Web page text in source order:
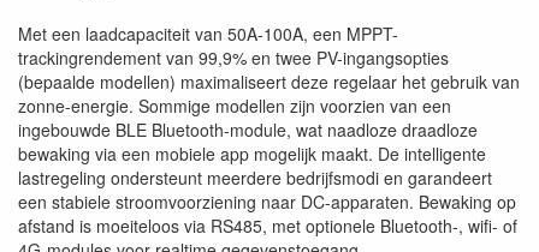
Met een laadcapaciteit van 50A-100A, een MPPT-
trackingrendement van 99,9% en twee PV-ingangsopties
(bepaalde modellen) maximaliseert deze regelaar het gebruik van
zonne-energie. Sommige modellen zijn voorzien van een
ingebouwde BLE Bluetooth-module, wat naadloze draadloze
bewaking via een mobiele app mogelijk maakt. De intelligente
lastregeling ondersteunt meerdere bedrijfsmodi en garandeert
een stabiele stroomvoorziening naar DC-apparaten. Bewaking op
afstand is moeiteloos via RS485, met optionele Bluetooth-, wifi- of